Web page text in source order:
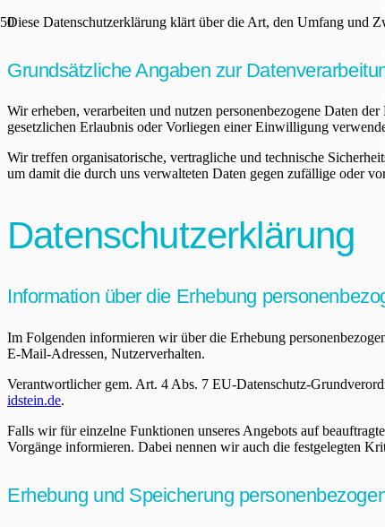
Diese Datenschutzerklärung klärt über die Art, den Umfang und
Grundsätzliche Angaben zur
Wir erheben, verarbeiten und nutzen personenbezogene Daten
gesetzlichen Erlaubnis oder Vorliegen einer Einwilligung
Wir treffen organisatorische, vertragliche und technische
um damit die durch uns verwalteten Daten gegen zufällige oder
Datenschutzerklärung
Information über die Erhebung
Im Folgenden informieren wir über die Erhebung
E-Mail-Adressen, Nutzerverhalten.
Verantwortlicher gem. Art. 4 Abs. 7 EU-Datenschutz-
idstein.de.
Falls wir für einzelne Funktionen unseres Angebots auf
Vorgänge informieren. Dabei nennen wir auch die festgelegten
Erhebung und Speicherung